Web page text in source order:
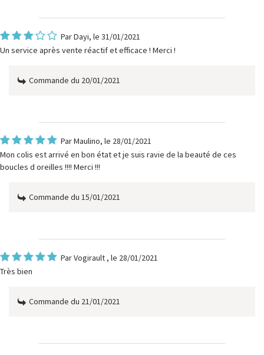
ParDayi, le 31/01/2021
Un service après vente réactif et efficace ! Merci !
Commande du 20/01/2021
ParMaulino, le 28/01/2021
Mon colis est arrivé en bon état et je suis ravie de la beauté de ces
boucles d oreilles !!!! Merci !!!
Commande du 15/01/2021
ParVogirault , le 28/01/2021
Très bien
Commande du 21/01/2021